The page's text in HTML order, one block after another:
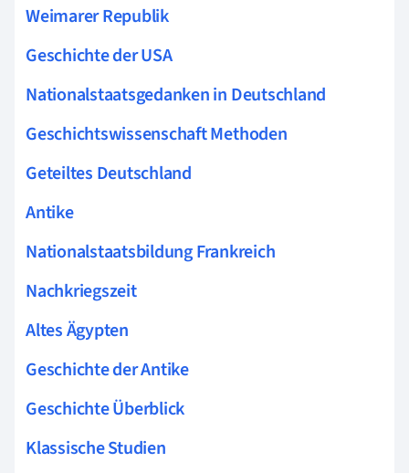
Weimarer Republik
Geschichte der USA
Nationalstaatsgedanken in Deutschland
Geschichtswissenschaft Methoden
Geteiltes Deutschland
Antike
Nationalstaatsbildung Frankreich
Nachkriegszeit
Altes Ägypten
Geschichte der Antike
Geschichte Überblick
Klassische Studien